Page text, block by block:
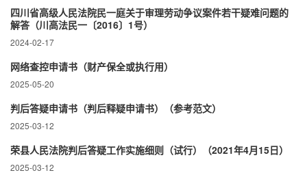
四川省高级人民法院民一庭关于审理劳动争议案件若干疑难问题的
解答（川高法民一〔2016〕1号）
2024-02-17
网络查控申请书（财产保全或执行用）
2025-05-20
判后答疑申请书（判后释疑申请书）（参考范文）
2025-03-12
荣县人民法院判后答疑工作实施细则（试行）（2021年4月15日）
2025-03-12